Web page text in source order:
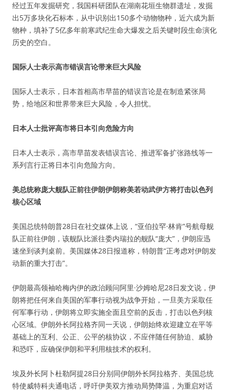
经过五年发掘研究，我国科研团队在湖南花垣生物群遗址，发掘
出5万多块化石标本，从中识别出150多个动物物种，近六成为新
物种，填补了5亿多年前寒武纪生命大爆发之后关键时段生命演化
历史的空白。
国际人士表示高市错误言论带来巨大风险
国际人士表示，日本首相高市早苗的错误言论是在制造紧张局
势，给地区和世界带来巨大风险，令人担忧。
日本人士批评高市将日本引向危险方向
日本人士表示，高市早苗发表错误言论、推进军备扩张路线等一
系列言行正将日本引向危险方向。
美总统称庞大舰队正前往伊朗伊朗称美若动武伊方将打击以色列
核心区域
美国总统特朗普28日在社交媒体上说，“亚伯拉罕·林肯”号航母舰
队正前往伊朗，该舰队比派往委内瑞拉的舰队“庞大”，伊朗应迅
速坐到谈判桌前。美国媒体28日报道称，特朗普“正考虑对伊朗发
动新的重大打击”。
伊朗最高领袖哈梅内伊的政治顾问阿里·沙姆哈尼28日发文说，伊
朗将把任何来自美国的军事行动视为战争开始，一旦美方采取任
何军事行动，伊朗将立即实施全面且空前的反击，打击以色列核
心区域。伊朗外长阿拉格齐同一天说，伊朗始终欢迎建立在平等
基础上的互利、公正、公平的核协议，不应伴随任何胁迫、威胁
和恐吓，应确保伊朗和平利用核技术的权利。
埃及外长阿卜杜勒阿提28日分别同伊朗外长阿拉格齐、美国总统
特使威特科夫通电话，呼吁伊美双方推动局势降温，为重启对话